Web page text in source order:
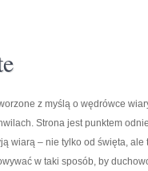
z myślą o wędrówce
Strona jest punktem
wiarą – nie tylko od święta,
w taki sposób, by